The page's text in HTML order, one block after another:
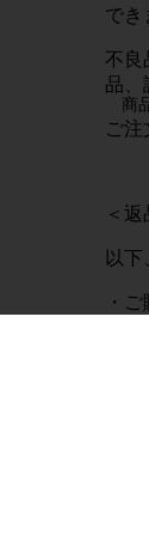
商
でき
不良
品、
ご注
＜
以
・